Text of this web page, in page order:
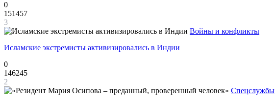
0
151457
3
Войны и конфликты
Исламские экстремисты активизировались в Индии
0
146245
2
Спецслужбы